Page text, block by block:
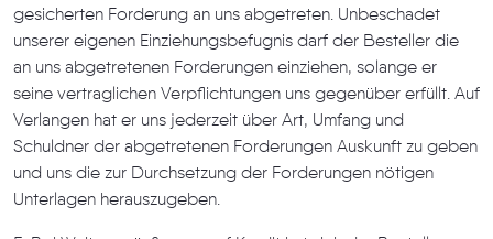
gesicherten Forderung an uns abgetreten. Unbeschadet
unserer eigenen Einziehungsbefugnis darf der Besteller die
an uns abgetretenen Forderungen einziehen, solange er
seine vertraglichen Verpflichtungen uns gegenüber erfüllt. Auf
Verlangen hat er uns jederzeit über Art, Umfang und
Schuldner der abgetretenen Forderungen Auskunft zu geben
und uns die zur Durchsetzung der Forderungen nötigen
Unterlagen herauszugeben.